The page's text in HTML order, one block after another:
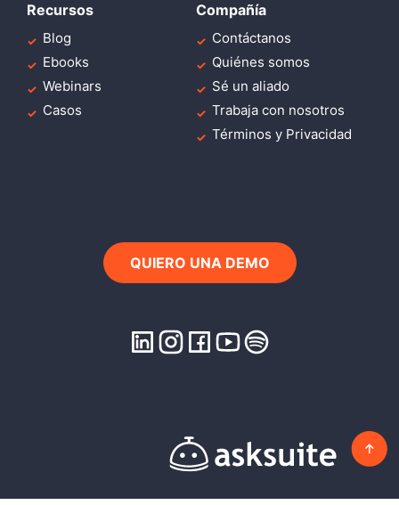
Recursos
Blog
Ebooks
Webinars
Casos
Compañía
Contáctanos
Quiénes somos
Sé un aliado
Trabaja con nosotros
Términos y Privacidad
QUIERO UNA DEMO